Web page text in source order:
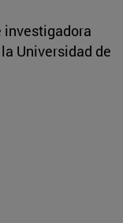
investigadora
Universidad de